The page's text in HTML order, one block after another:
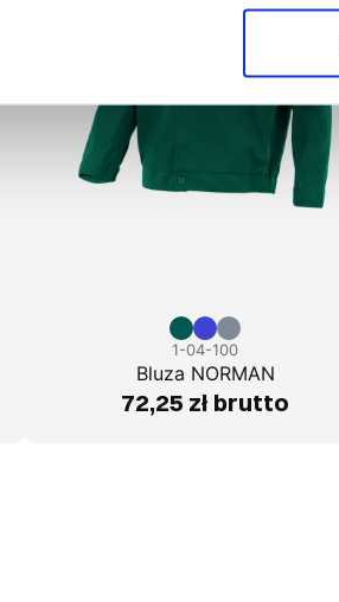
1-04-100
Bluza NORMAN
72,25 zł brutto